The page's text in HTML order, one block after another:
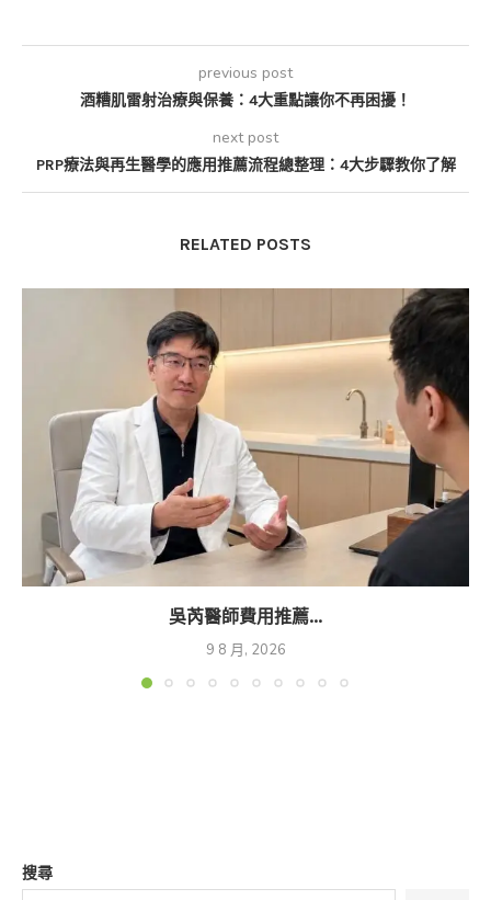
previous post
酒糟肌雷射治療與保養：4大重點讓你不再困擾！
next post
PRP療法與再生醫學的應用推薦流程總整理：4大步驟教你了解
RELATED POSTS
吳芮醫師費用推薦...
9 8 月, 2026
搜尋